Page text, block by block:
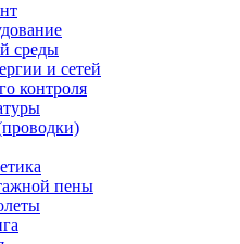
среды
и сетей
контроля
пены